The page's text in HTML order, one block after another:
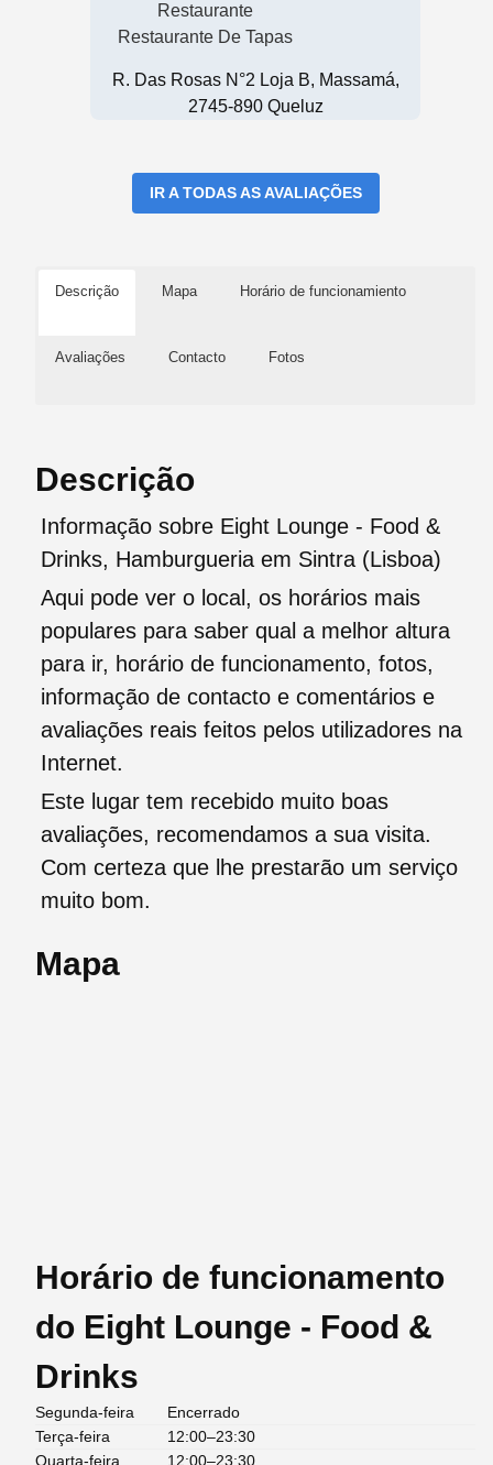
Restaurante
Restaurante De Tapas
R. Das Rosas N°2 Loja B, Massamá,
2745-890 Queluz
IR A TODAS AS AVALIAÇÕES
Descrição Mapa Horário de funcionamiento
Avaliações Contacto Fotos
Descrição
Informação sobre Eight Lounge - Food &
Drinks, Hamburgueria em Sintra (Lisboa)
Aqui pode ver o local, os horários mais
populares para saber qual a melhor altura
para ir, horário de funcionamento, fotos,
informação de contacto e comentários e
avaliações reais feitos pelos utilizadores na
Internet.
Este lugar tem recebido muito boas
avaliações, recomendamos a sua visita.
Com certeza que lhe prestarão um serviço
muito bom.
Mapa
Horário de funcionamento
do Eight Lounge - Food &
Drinks
Segunda-feira
Encerrado
Terça-feira
12:00–23:30
Quarta-feira
12:00–23:30